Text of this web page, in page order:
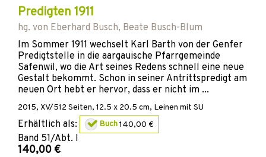
Predigten 1911
hg. von Eberhard Busch, Beate Busch-Blum
Im Sommer 1911 wechselt Karl Barth von der Genfer
Predigtstelle in die aargauische Pfarrgemeinde
Safenwil, wo die Art seines Redens schnell eine neue
Gestalt bekommt. Schon in seiner Antrittspredigt am
neuen Ort hebt er hervor, dass er nicht im ...
2015, XV/512 Seiten, 12.5 x 20.5 cm, Leinen mit SU
Erhältlich als: Buch140,00 €
Band 51/Abt. I
140,00 €